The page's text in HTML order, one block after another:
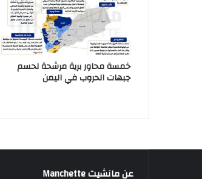
خمسة محاور برية مرشحة لحسم
جبهات الحروب في اليمن
عن مانشيت Manchette